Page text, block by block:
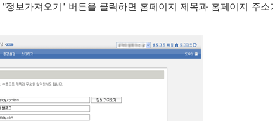
정보가져오기" 버튼을 클릭하면 홈페이지 제목과 홈페이지 주